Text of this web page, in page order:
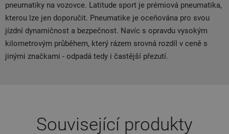
pneumatiky na vozovce. Latitude sport je prémiová pneumatika,
kterou lze jen doporučit. Pneumatike je oceňována pro svou
jízdní dynamičnost a bezpečnost. Navíc s opravdu vysokým
kilometrovým průběhem, který rázem srovná rozdíl v ceně s
jinými značkami - odpadá tedy i častější přezutí.
Související produkty